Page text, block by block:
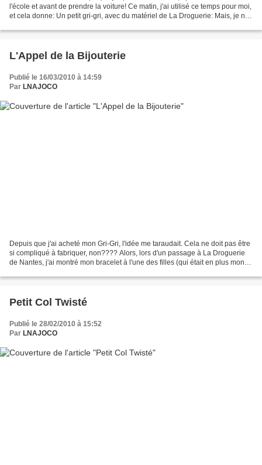
l'école et avant de prendre la voiture! Ce matin, j'ai utilisé ce temps pour moi,
et cela donne: Un petit gri-gri, avec du matériel de La Droguerie: Mais, je ne
L'Appel de la Bijouterie
Publié le 16/03/2010 à 14:59
Par LNAJOCO
Depuis que j'ai acheté mon Gri-Gri, l'idée me taraudait. Cela ne doit pas être
si compliqué à fabriquer, non???? Alors, lors d'un passage à La Droguerie
de Nantes, j'ai montré mon bracelet à l'une des filles (qui était en plus mon
Petit Col Twisté
Publié le 28/02/2010 à 15:52
Par LNAJOCO